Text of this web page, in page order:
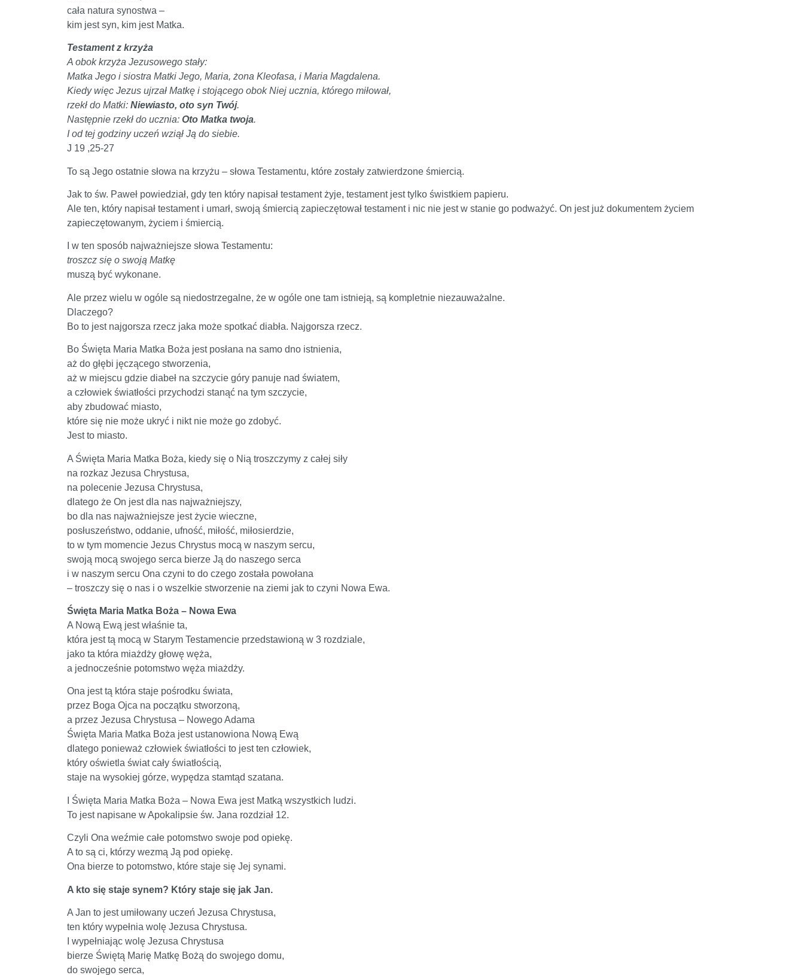
cała natura synostwa –
kim jest syn, kim jest Matka.
Testament z krzyża
A obok krzyża Jezusowego stały:
Matka Jego i siostra Matki Jego, Maria, żona Kleofasa, i Maria Magdalena.
Kiedy więc Jezus ujrzał Matkę i stojącego obok Niej ucznia, którego miłował,
rzekł do Matki: Niewiasto, oto syn Twój.
Następnie rzekł do ucznia: Oto Matka twoja.
I od tej godziny uczeń wziął Ją do siebie.
J 19 ,25-27
To są Jego ostatnie słowa na krzyżu – słowa Testamentu, które zostały zatwierdzone śmiercią.
Jak to św. Paweł powiedział, gdy ten który napisał testament żyje, testament jest tylko świstkiem papieru.
Ale ten, który napisał testament i umarł, swoją śmiercią zapieczętował testament i nic nie jest w stanie go podważyć. On jest już dokumentem życiem
zapieczętowanym, życiem i śmiercią.
I w ten sposób najważniejsze słowa Testamentu:
troszcz się o swoją Matkę
muszą być wykonane.
Ale przez wielu w ogóle są niedostrzegalne, że w ogóle one tam istnieją, są kompletnie niezauważalne.
Dlaczego?
Bo to jest najgorsza rzecz jaka może spotkać diabła. Najgorsza rzecz.
Bo Święta Maria Matka Boża jest posłana na samo dno istnienia,
aż do głębi jęczącego stworzenia,
aż w miejscu gdzie diabeł na szczycie góry panuje nad światem,
a człowiek światłości przychodzi stanąć na tym szczycie,
aby zbudować miasto,
które się nie może ukryć i nikt nie może go zdobyć.
Jest to miasto.
A Święta Maria Matka Boża, kiedy się o Nią troszczymy z całej siły
na rozkaz Jezusa Chrystusa,
na polecenie Jezusa Chrystusa,
dlatego że On jest dla nas najważniejszy,
bo dla nas najważniejsze jest życie wieczne,
posłuszeństwo, oddanie, ufność, miłość, miłosierdzie,
to w tym momencie Jezus Chrystus mocą w naszym sercu,
swoją mocą swojego serca bierze Ją do naszego serca
i w naszym sercu Ona czyni to do czego została powołana
– troszczy się o nas i o wszelkie stworzenie na ziemi jak to czyni Nowa Ewa.
Święta Maria Matka Boża – Nowa Ewa
A Nową Ewą jest właśnie ta,
która jest tą mocą w Starym Testamencie przedstawioną w 3 rozdziale,
jako ta która miażdży głowę węża,
a jednocześnie potomstwo węża miażdży.
Ona jest tą która staje pośrodku świata,
przez Boga Ojca na początku stworzoną,
a przez Jezusa Chrystusa – Nowego Adama
Święta Maria Matka Boża jest ustanowiona Nową Ewą
dlatego ponieważ człowiek światłości to jest ten człowiek,
który oświetla świat cały światłością,
staje na wysokiej górze, wypędza stamtąd szatana.
I Święta Maria Matka Boża – Nowa Ewa jest Matką wszystkich ludzi.
To jest napisane w Apokalipsie św. Jana rozdział 12.
Czyli Ona weźmie całe potomstwo swoje pod opiekę.
A to są ci, którzy wezmą Ją pod opiekę.
Ona bierze to potomstwo, które staje się Jej synami.
A kto się staje synem? Który staje się jak Jan.
A Jan to jest umiłowany uczeń Jezusa Chrystusa,
ten który wypełnia wolę Jezusa Chrystusa.
I wypełniając wolę Jezusa Chrystusa
bierze Świętą Marię Matkę Bożą do swojego domu,
do swojego serca,